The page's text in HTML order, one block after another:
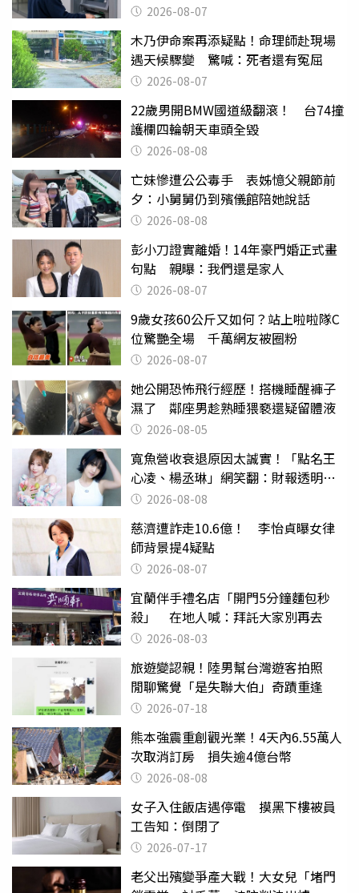
2026-08-07
木乃伊命案再添疑點！命理師赴現場
遇天候驟變 驚喊：死者還有冤屈
2026-08-07
22歲男開BMW國道級翻滾！ 台74撞
護欄四輪朝天車頭全毀
2026-08-08
亡妹慘遭公公毒手 表姊憶父親節前
夕：小舅舅仍到殯儀館陪她說話
2026-08-08
彭小刀證實離婚！14年豪門婚正式畫
句點 親曝：我們還是家人
2026-08-07
9歲女孩60公斤又如何？站上啦啦隊C
位驚艷全場 千萬網友被圈粉
2026-08-07
她公開恐怖飛行經歷！搭機睡醒褲子
濕了 鄰座男趁熟睡猥褻還疑留體液
2026-08-05
寬魚營收衰退原因太誠實！「點名王
心凌、楊丞琳」網笑翻：財報透明度
滿分2026-08-08
慈濟遭詐走10.6億！ 李怡貞曝女律
師背景提4疑點
2026-08-07
宜蘭伴手禮名店「開門5分鐘麵包秒
殺」 在地人喊：拜託大家別再去
2026-08-03
旅遊變認親！陸男幫台灣遊客拍照
閒聊驚覺「是失聯大伯」奇蹟重逢
2026-07-18
熊本強震重創觀光業！4天內6.55萬人
次取消訂房 損失逾4億台幣
2026-08-08
女子入住飯店遇停電 摸黑下樓被員
工告知：倒閉了
2026-07-17
老父出殯變爭產大戰！大女兒「堵門